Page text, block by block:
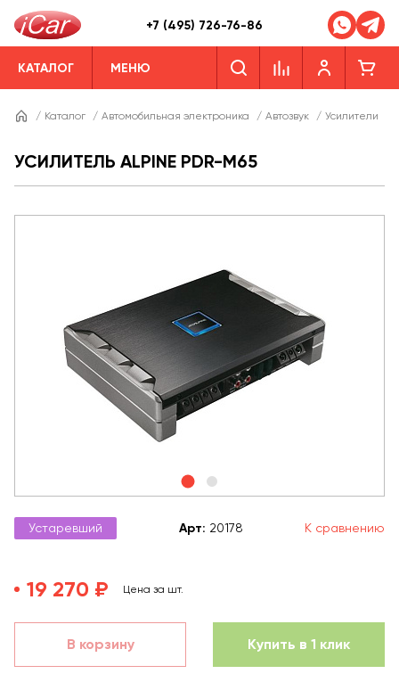
+7 (495) 726-76-86
КАТАЛОГ МЕНЮ
/ Каталог / Автомобильная электроника / Автозвук / Усилители
УСИЛИТЕЛЬ ALPINE PDR-M65
Устаревший Арт: 20178 К сравнению
19 270 ₽ Цена за шт.
В корзину Купить в 1 клик